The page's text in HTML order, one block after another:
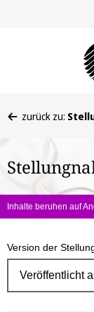
befinden
hier:
zurück zu:
Inhalte beruhen auf
Version der